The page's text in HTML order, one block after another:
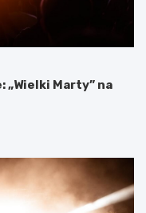
„Wielki Marty” na